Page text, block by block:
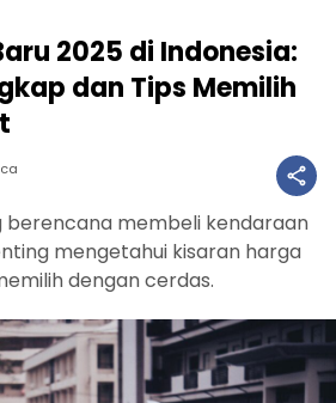
2025 di Indonesia:
dan Tips Memilih
berencana membeli kendaraan
mengetahui kisaran harga
dengan cerdas.